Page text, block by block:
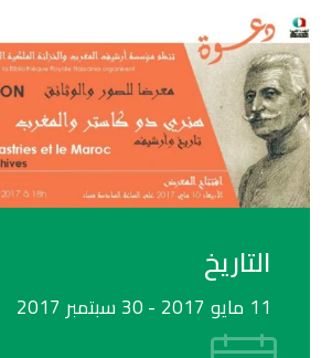
التاريخ
11 مايو 2017 - 30 سبتمبر 2017